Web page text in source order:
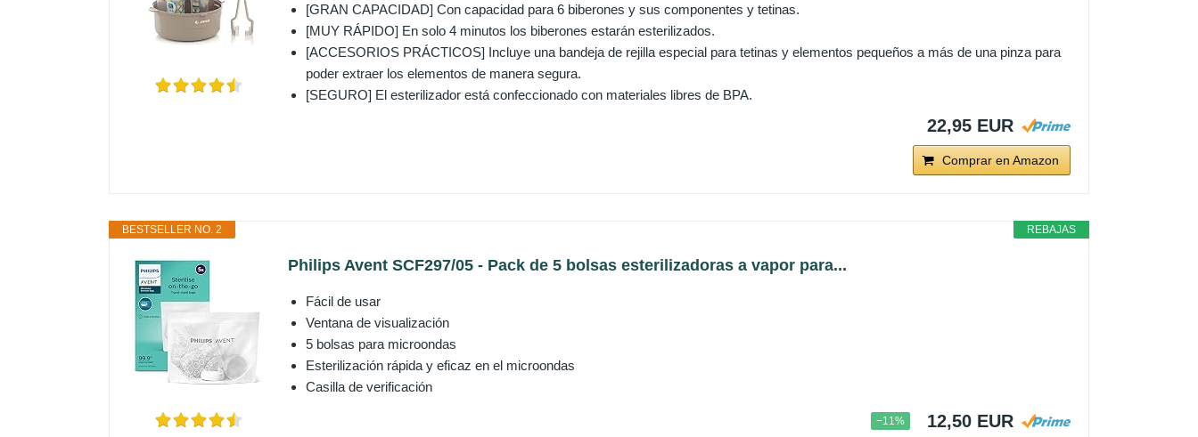
[GRAN CAPACIDAD] Con capacidad para 6 biberones y sus componentes y tetinas.
[MUY RÁPIDO] En solo 4 minutos los biberones estarán esterilizados.
[ACCESORIOS PRÁCTICOS] Incluye una bandeja de rejilla especial para tetinas y elementos pequeños a más de una pinza para
poder extraer los elementos de manera segura.
[SEGURO] El esterilizador está confeccionado con materiales libres de BPA.
22,95 EUR
Comprar en Amazon
REBAJAS
BESTSELLER NO. 2
Philips Avent SCF297/05 - Pack de 5 bolsas esterilizadoras a vapor para...
Fácil de usar
Ventana de visualización
5 bolsas para microondas
Esterilización rápida y eficaz en el microondas
Casilla de verificación
−11% 12,50 EUR